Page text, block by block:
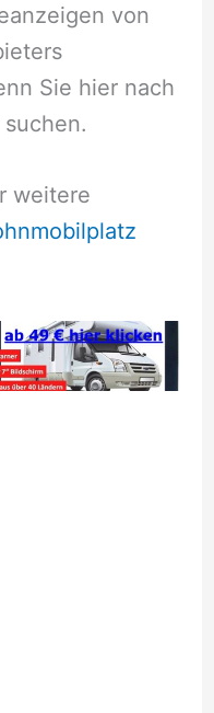
von
Sie hier nach
suchen.
weitere